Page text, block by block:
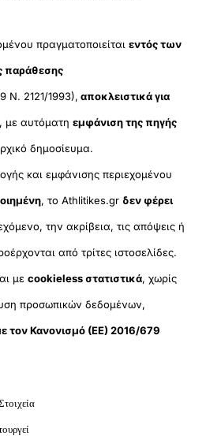
πραγματοποιείταιεντός των
παράθεσης
Ν. 2121/1993), αποκλειστικά για
, με αυτόματηεμφάνιση της πηγής
δημοσίευμα.
και εμφάνισης περιεχομένου
, το Athlitikes.gr δεν φέρει
την ακρίβεια, τις απόψεις ή
από τρίτες ιστοσελίδες.
μεcookieless στατιστικά, χωρίς
προσωπικών δεδομένων,
Κανονισμό (ΕΕ) 2016/679